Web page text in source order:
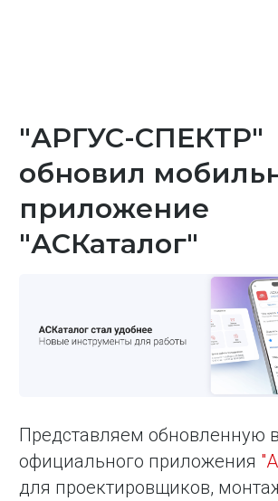
"АРГУС-СПЕКТР"
обновил
приложение
"АСКаталог"
Представляем обновленную
официального приложения
для проектировщиков,